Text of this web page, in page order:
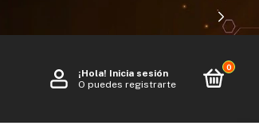
¡Hola! Inicia sesión
O puedes registrarte
0